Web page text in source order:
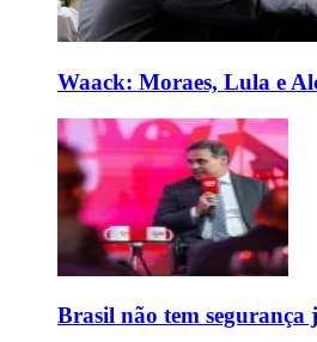
Waack: Moraes, Lula e
Brasil não tem